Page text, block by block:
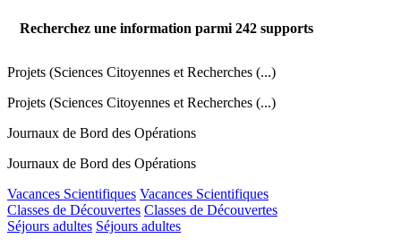
Recherchez une information parmi 242 supports
Projets (Sciences Citoyennes et Recherches (...)
Projets (Sciences Citoyennes et Recherches (...)
Journaux de Bord des Opérations
Journaux de Bord des Opérations
Vacances Scientifiques Vacances Scientifiques
Classes de Découvertes Classes de Découvertes
Séjours adultes Séjours adultes